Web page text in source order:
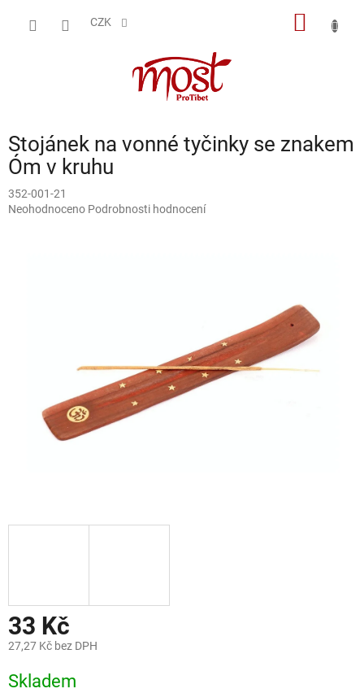
CZK
Stojánek na vonné tyčinky se znakem
Óm v kruhu
352-001-21
Průměrné
Neohodnoceno Podrobnosti hodnocení
33 Kč
27,27 Kč bez DPH
cena:
Skladem